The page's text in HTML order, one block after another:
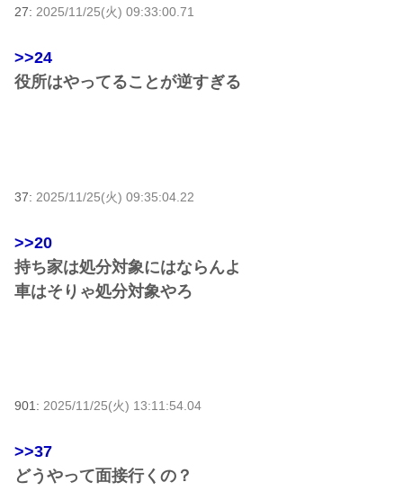
27: 2025/11/25(火) 09:33:00.71
>>24
役所はやってることが逆すぎる
37: 2025/11/25(火) 09:35:04.22
>>20
持ち家は処分対象にはならんよ
車はそりゃ処分対象やろ
901: 2025/11/25(火) 13:11:54.04
>>37
どうやって面接行くの？